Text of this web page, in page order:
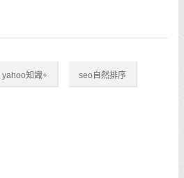
yahoo知識+ seo自然排序